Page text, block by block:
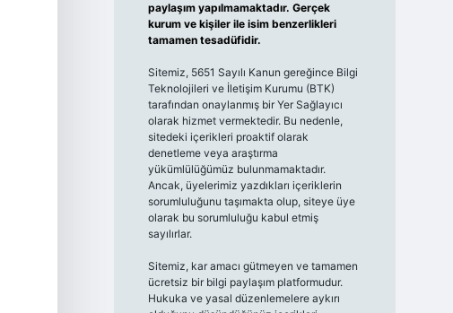
paylaşım yapılmamaktadır. Gerçek
kurum ve kişiler ile isim benzerlikleri
tamamen tesadüfidir.
Sitemiz, 5651 Sayılı Kanun gereğince Bilgi
Teknolojileri ve İletişim Kurumu (BTK)
tarafından onaylanmış bir Yer Sağlayıcı
olarak hizmet vermektedir. Bu nedenle,
sitedeki içerikleri proaktif olarak
denetleme veya araştırma
yükümlülüğümüz bulunmamaktadır.
Ancak, üyelerimiz yazdıkları içeriklerin
sorumluluğunu taşımakta olup, siteye üye
olarak bu sorumluluğu kabul etmiş
sayılırlar.
Sitemiz, kar amacı gütmeyen ve tamamen
ücretsiz bir bilgi paylaşım platformudur.
Hukuka ve yasal düzenlemelere aykırı